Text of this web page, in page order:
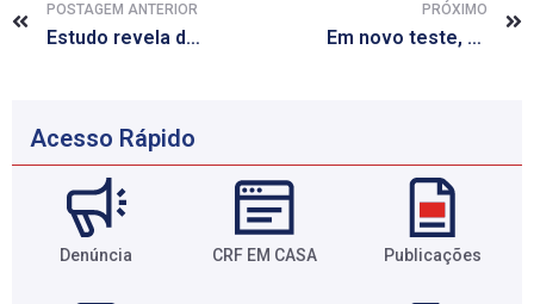
POSTAGEM ANTERIOR
Estudo revela dano hepático em roedor exposto a radiação de celular
PRÓXIMO
Em novo teste, vacina de dengue teve eficácia de 60,8% na América Latina
Acesso Rápido
Denúncia CRF EM CASA Publicações